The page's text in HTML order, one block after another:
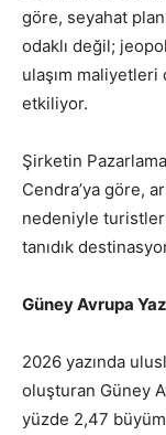
göre, seyahat
odaklı değil;
ulaşım
etkiliyor.
Şirketin
Cendra’ya göre,
nedeniyle turistler
tanıdık
Güney Avrupa
2026 yazında
oluşturan Güney
yüzde 2,47